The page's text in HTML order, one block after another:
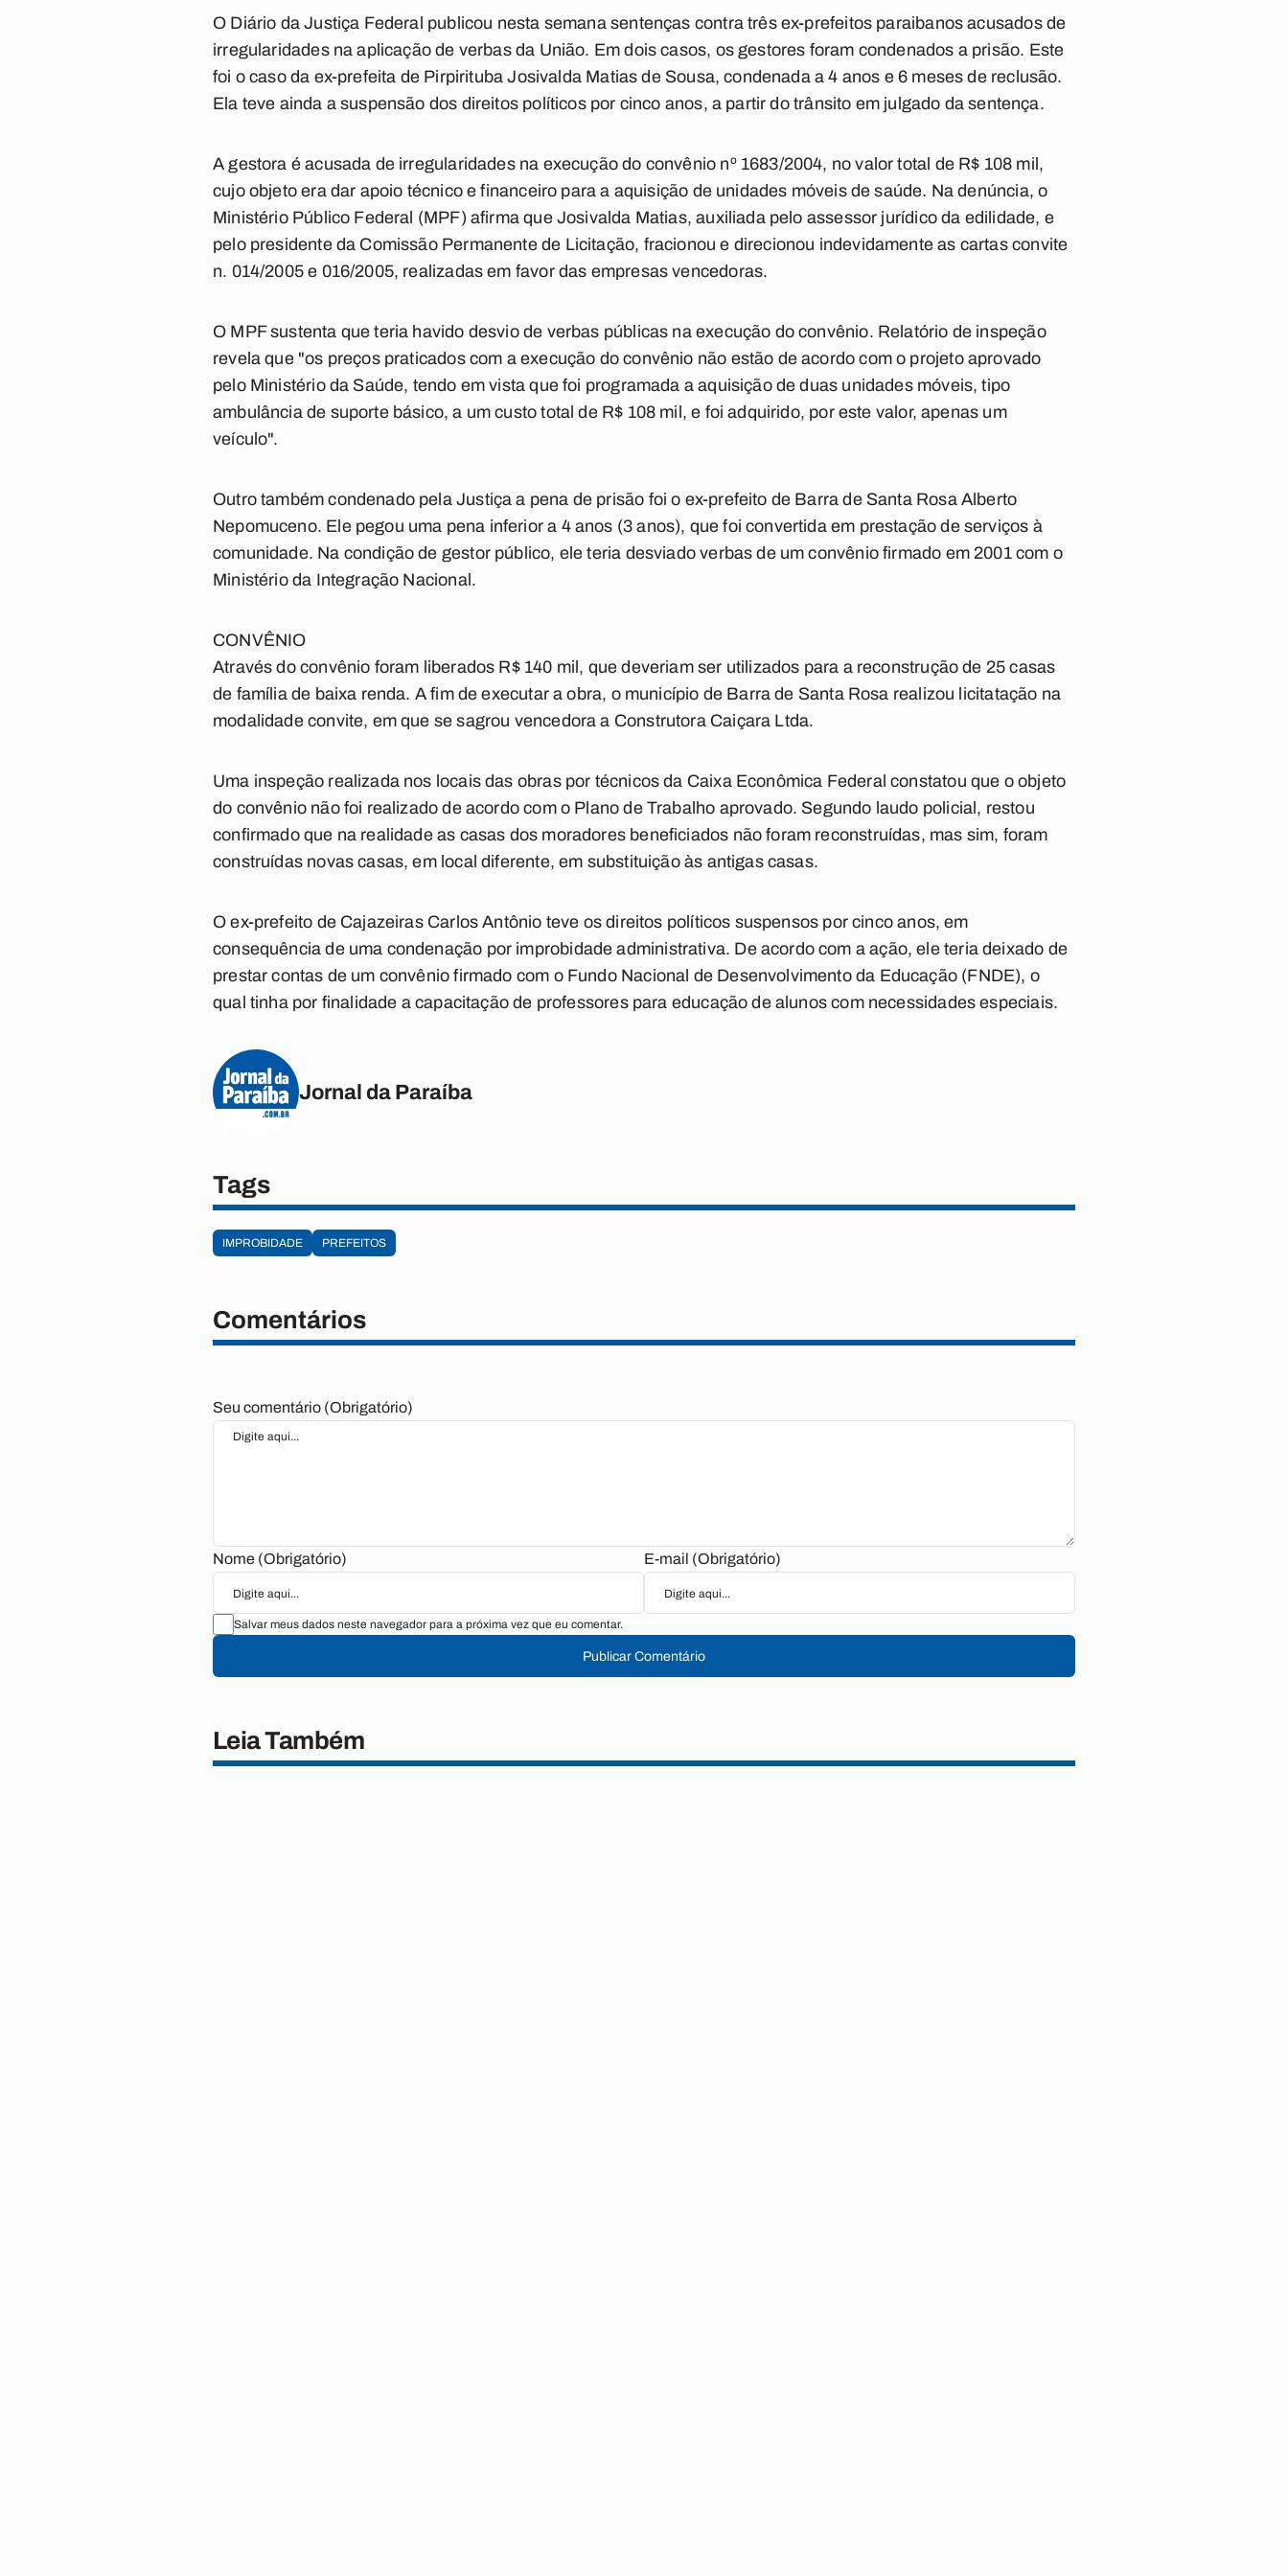
O Diário da Justiça Federal publicou nesta semana sentenças contra três ex-prefeitos paraibanos acusados de
irregularidades na aplicação de verbas da União. Em dois casos, os gestores foram condenados a prisão. Este
foi o caso da ex-prefeita de Pirpirituba Josivalda Matias de Sousa, condenada a 4 anos e 6 meses de reclusão.
Ela teve ainda a suspensão dos direitos políticos por cinco anos, a partir do trânsito em julgado da sentença.
A gestora é acusada de irregularidades na execução do convênio nº 1683/2004, no valor total de R$ 108 mil,
cujo objeto era dar apoio técnico e financeiro para a aquisição de unidades móveis de saúde. Na denúncia, o
Ministério Público Federal (MPF) afirma que Josivalda Matias, auxiliada pelo assessor jurídico da edilidade, e
pelo presidente da Comissão Permanente de Licitação, fracionou e direcionou indevidamente as cartas convite
n. 014/2005 e 016/2005, realizadas em favor das empresas vencedoras.
O MPF sustenta que teria havido desvio de verbas públicas na execução do convênio. Relatório de inspeção
revela que "os preços praticados com a execução do convênio não estão de acordo com o projeto aprovado
pelo Ministério da Saúde, tendo em vista que foi programada a aquisição de duas unidades móveis, tipo
ambulância de suporte básico, a um custo total de R$ 108 mil, e foi adquirido, por este valor, apenas um
veículo".
Outro também condenado pela Justiça a pena de prisão foi o ex-prefeito de Barra de Santa Rosa Alberto
Nepomuceno. Ele pegou uma pena inferior a 4 anos (3 anos), que foi convertida em prestação de serviços à
comunidade. Na condição de gestor público, ele teria desviado verbas de um convênio firmado em 2001 com o
Ministério da Integração Nacional.
CONVÊNIO
Através do convênio foram liberados R$ 140 mil, que deveriam ser utilizados para a reconstrução de 25 casas
de família de baixa renda. A fim de executar a obra, o município de Barra de Santa Rosa realizou licitatação na
modalidade convite, em que se sagrou vencedora a Construtora Caiçara Ltda.
Uma inspeção realizada nos locais das obras por técnicos da Caixa Econômica Federal constatou que o objeto
do convênio não foi realizado de acordo com o Plano de Trabalho aprovado. Segundo laudo policial, restou
confirmado que na realidade as casas dos moradores beneficiados não foram reconstruídas, mas sim, foram
construídas novas casas, em local diferente, em substituição às antigas casas.
O ex-prefeito de Cajazeiras Carlos Antônio teve os direitos políticos suspensos por cinco anos, em
consequência de uma condenação por improbidade administrativa. De acordo com a ação, ele teria deixado de
prestar contas de um convênio firmado com o Fundo Nacional de Desenvolvimento da Educação (FNDE), o
qual tinha por finalidade a capacitação de professores para educação de alunos com necessidades especiais.
Jornal da Paraíba
Tags
IMPROBIDADE PREFEITOS
Comentários
Seu comentário (Obrigatório)
Nome (Obrigatório) E-mail (Obrigatório)
Salvar meus dados neste navegador para a próxima vez que eu comentar.
Publicar Comentário
Leia Também